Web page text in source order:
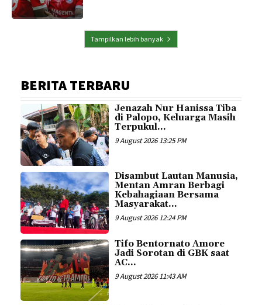
Tampilkan lebih banyak
BERITA TERBARU
Jenazah Nur Hanissa Tiba
di Palopo, Keluarga Masih
Terpukul...
9 August 2026 13:25 PM
Disambut Lautan Manusia,
Mentan Amran Berbagi
Kebahagiaan Bersama
Masyarakat...
9 August 2026 12:24 PM
Tifo Bentornato Amore
Jadi Sorotan di GBK saat
AC...
9 August 2026 11:43 AM